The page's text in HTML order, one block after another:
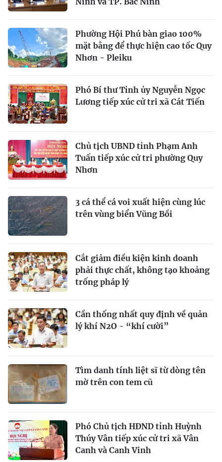
Phường Hội Phú bàn giao 100%
mặt bằng để thực hiện cao tốc Quy
Nhơn - Pleiku
Phó Bí thư Tỉnh ủy Nguyễn Ngọc
Lương tiếp xúc cử tri xã Cát Tiến
Chủ tịch UBND tỉnh Phạm Anh
Tuấn tiếp xúc cử tri phường Quy
Nhơn
3 cá thể cá voi xuất hiện cùng lúc
trên vùng biển Vũng Bồi
Cắt giảm điều kiện kinh doanh
phải thực chất, không tạo khoảng
trống pháp lý
Cần thống nhất quy định về quản
lý khí N2O - “khí cười”
Tìm danh tính liệt sĩ từ dòng tên
mờ trên con tem cũ
Phó Chủ tịch HĐND tỉnh Huỳnh
Thúy Vân tiếp xúc cử tri xã Vân
Canh và Canh Vinh